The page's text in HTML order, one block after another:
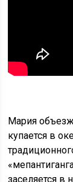
Мария
купается в
заселяется в